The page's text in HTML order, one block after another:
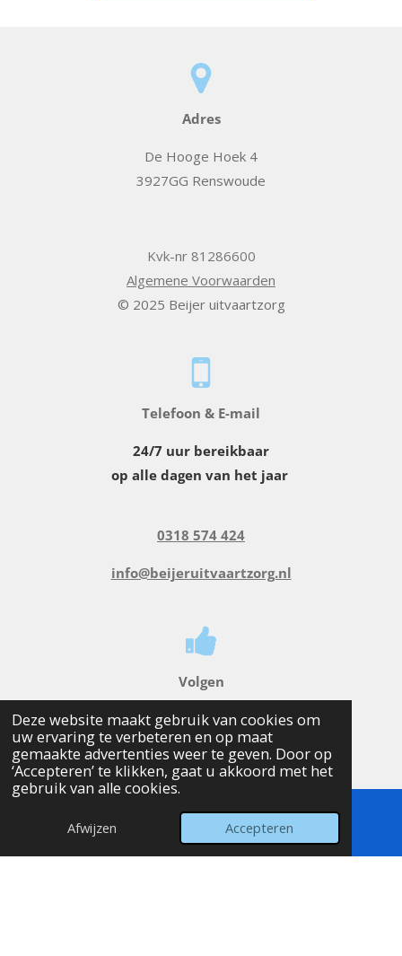
Deze website maakt gebruik van cookies om
uw ervaring te verbeteren en op maat
gemaakte advertenties weer te geven. Door op
‘Accepteren’ te klikken, gaat u akkoord met het
gebruik van alle cookies.
Afwijzen Accepteren
Adres
De Hooge Hoek 4
3927GG Renswoude
Kvk-nr 81286600
Algemene Voorwaarden
© 2025 Beijer uitvaartzorg
Telefoon & E-mail
24/7 uur bereikbaar
op alle dagen van het jaar
0318 574 424
info@beijeruitvaartzorg.nl
Volgen
F
a
c
e
k
L
i
n
d
n
I
n
s
g
a
T
i
k
k
Liefdevol tot in detail
E-mailadres Telefoonnummer